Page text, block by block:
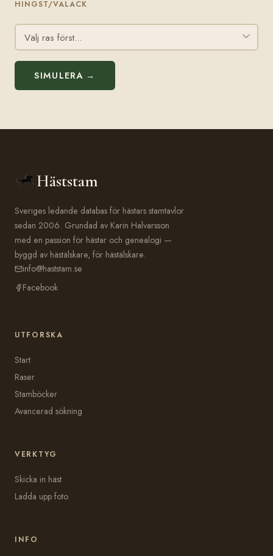
HINGST/VALACK
SIMULERA →
Häststam
Sveriges ledande databas för hästars stamtavlor
sedan 2006. Grundad av Karin Halvarsson
med en passion för hästar och genealogi —
byggd av hästälskare, för hästälskare.
info@haststam.se
Facebook
UTFORSKA
Start
Raser
Stamböcker
Avancerad sökning
VERKTYG
Skicka in häst
Ladda upp foto
INFO